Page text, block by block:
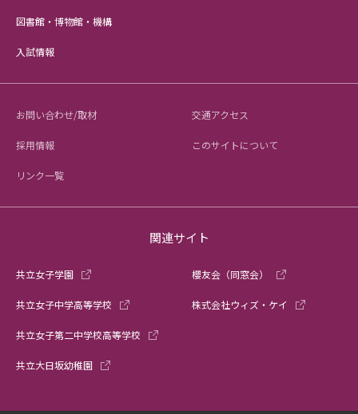
図書館・博物館・機構
入試情報
お問い合わせ/取材 交通アクセス
採用情報 このサイトについて
リンク一覧
関連サイト
共立女子学園
共立女子中学高等学校
共立女子第二中学校高等学校
共立大日坂幼稚園
櫻友会（同窓会）
株式会社ウィズ・ケイ